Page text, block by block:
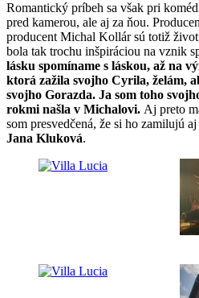
Romantický príbeh sa však pri
pred kamerou, ale aj za ňou.
producent Michal Kollár sú totiž
bola tak trochu inšpiráciou na vznik
lásku spomíname s láskou, až na
ktorá zažila svojho Cyrila, želám,
svojho Gorazda. Ja som toho
rokmi našla v Michalovi. Aj preto
som presvedčená, že si ho zamilujú
Jana Kluková.